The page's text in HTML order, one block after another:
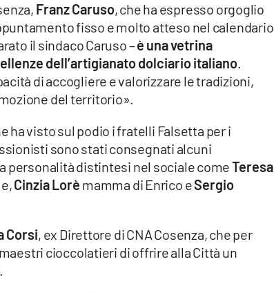
Franz Caruso, che ha espresso orgoglio
fisso e molto atteso nel calendario
il sindaco Caruso –è una vetrina
dell’artigianato dolciario italiano.
di accogliere e valorizzare le tradizioni,
del territorio».
ha visto sul podio i fratelli Falsetta per i
sono stati consegnati alcuni
a personalità distintesi nel sociale comeTeresa
Cinzia Lorè mamma di Enrico eSergio
Corsi, ex Direttore di CNA Cosenza, che per
cioccolatieri di offrire alla Città un